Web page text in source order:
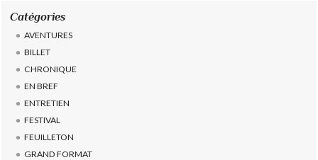
Catégories
AVENTURES
BILLET
CHRONIQUE
EN BREF
ENTRETIEN
FESTIVAL
FEUILLETON
GRAND FORMAT